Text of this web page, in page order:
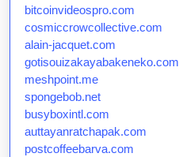
bitcoinvideospro.com
cosmiccrowcollective.com
alain-jacquet.com
gotisouizakayabakeneko.com
meshpoint.me
spongebob.net
busyboxintl.com
auttayanratchapak.com
postcoffeebarva.com